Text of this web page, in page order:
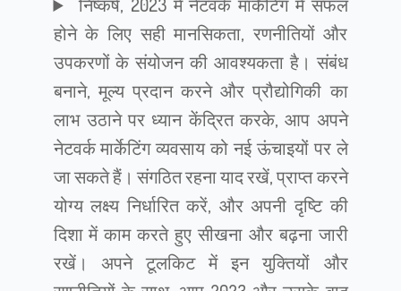
होने के लिए सही मानसिकता, रणनीतियों और
उपकरणों के संयोजन की आवश्यकता है। संबंध
बनाने, मूल्य प्रदान करने और प्रौद्योगिकी का
लाभ उठाने पर ध्यान केंद्रित करके, आप अपने
नेटवर्क मार्केटिंग व्यवसाय को नई ऊंचाइयों पर ले
जा सकते हैं। संगठित रहना याद रखें, प्राप्त करने
योग्य लक्ष्य निर्धारित करें, और अपनी दृष्टि की
दिशा में काम करते हुए सीखना और बढ़ना जारी
रखें। अपने टूलकिट में इन युक्तियों और